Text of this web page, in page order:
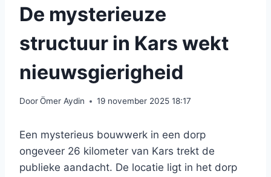
De mysterieuze
structuur in Kars wekt
nieuwsgierigheid
DoorÖmer Aydin 19 november 2025 18:17
Een mysterieus bouwwerk in een dorp
ongeveer 26 kilometer van Kars trekt de
publieke aandacht. De locatie ligt in het dorp